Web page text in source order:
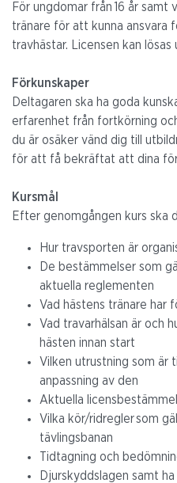
För ungdomar från 16 år samt
tränare för att kunna ansvara
travhästar. Licensen kan lösas
Förkunskaper
Deltagaren ska ha goda
erfarenhet från fortkörning
du är osäker vänd dig till
för att få bekräftat att dina
Kursmål
Efter genomgången kurs ska
Hur travsporten är
De bestämmelser som
aktuella reglementen
Vad hästens tränare har
Vad travarhälsan är och
hästen innan start
Vilken utrustning som är
anpassning av den
Aktuella
Vilka kör/ridregler som
tävlingsbanan
Tidtagning och
Djurskyddslagen samt